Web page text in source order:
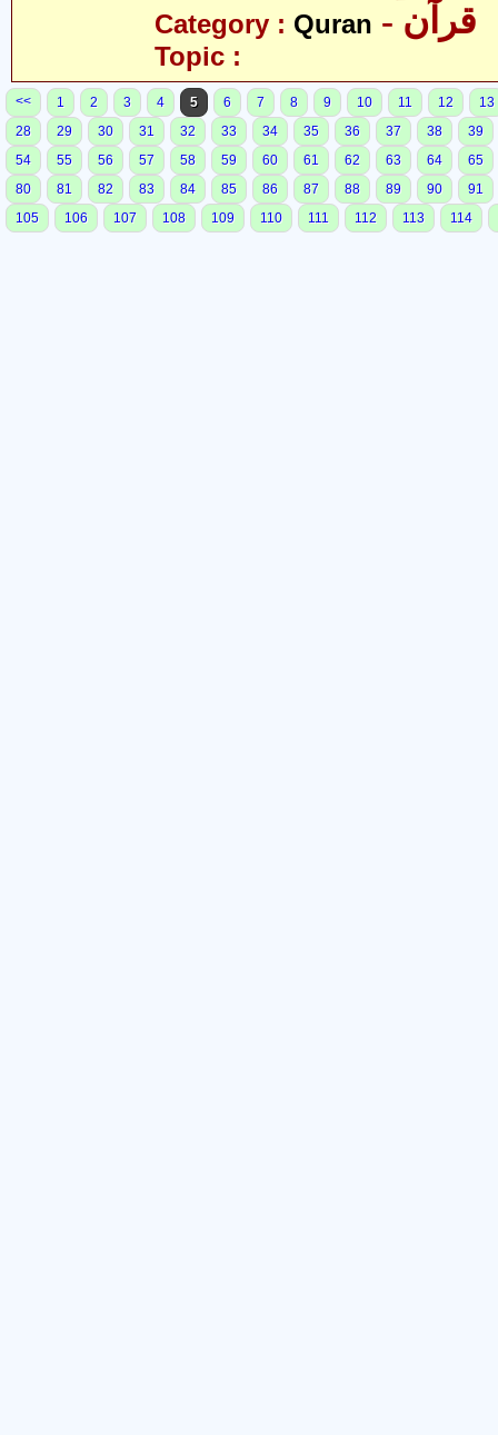
Category : Quran - قرآن
Topic :
<< 1 2 3 4 5 6 7 8 9 10 11 12
13
28
29 30 31 32 33 34 35 36 37 38
39
54
55 56 57 58 59 60 61 62 63 64
65
80
81 82 83 84 85 86 87 88 89 90
91
105
106 107 108 109 110 111 112 113 114